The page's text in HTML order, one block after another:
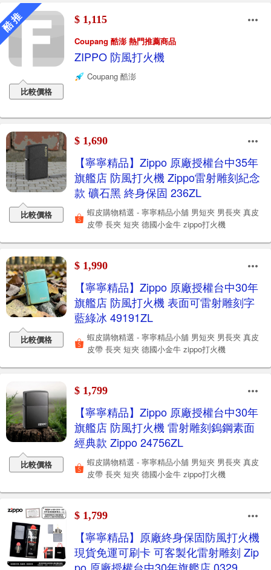
推
比較價格
$ 1,115
Coupang 酷澎 熱門推薦商品
ZIPPO 防風打火機
Coupang 酷澎
比較價格
$ 1,690
【寧寧精品】Zippo 原廠授權台中35年
旗艦店 防風打火機 Zippo雷射雕刻紀念
款 礦石黑 終身保固 236ZL
蝦皮購物精選 - 寧寧精品小舖 男短夾 男長夾 真皮
皮帶 長夾 短夾 德國小金牛 zippo打火機
比較價格
$ 1,990
【寧寧精品】Zippo 原廠授權台中30年
旗艦店 防風打火機 表面可雷射雕刻字
藍綠冰 49191ZL
蝦皮購物精選 - 寧寧精品小舖 男短夾 男長夾 真皮
皮帶 長夾 短夾 德國小金牛 zippo打火機
比較價格
$ 1,799
【寧寧精品】Zippo 原廠授權台中30年
旗艦店 防風打火機 雷射雕刻鎢鋼素面
經典款 Zippo 24756ZL
蝦皮購物精選 - 寧寧精品小舖 男短夾 男長夾 真皮
皮帶 長夾 短夾 德國小金牛 zippo打火機
$ 1,799
【寧寧精品】原廠終身保固防風打火機
現貨免運可刷卡 可客製化雷射雕刻 Zip